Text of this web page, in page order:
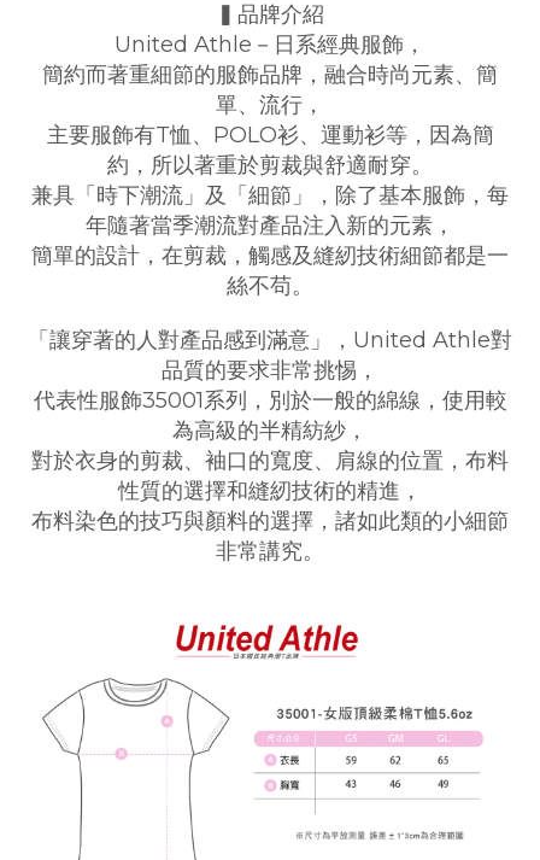
▍品牌介紹
United Athle－日系經典服飾，
簡約而著重細節的服飾品牌，融合時尚元素、簡
單、流行，
主要服飾有T恤、POLO衫、運動衫等，因為簡
約，所以著重於剪裁與舒適耐穿。
兼具「時下潮流」及「細節」，除了基本服飾，每
年隨著當季潮流對產品注入新的元素，
簡單的設計，在剪裁，觸感及縫紉技術細節都是一
絲不苟。
「讓穿著的人對產品感到滿意」，United Athle對
品質的要求非常挑惕，
代表性服飾35001系列，別於一般的綿線，使用較
為高級的半精紡紗，
對於衣身的剪裁、袖口的寬度、肩線的位置，布料
性質的選擇和縫紉技術的精進，
布料染色的技巧與顏料的選擇，諸如此類的小細節
非常講究。